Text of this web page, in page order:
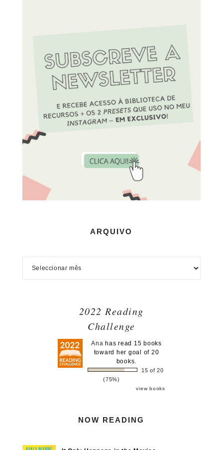
ARQUIVO
2022 Reading
Challenge
Ana has read 15 books
toward her goal of 20
books.
15 of 20
(75%)
view books
NOW READING